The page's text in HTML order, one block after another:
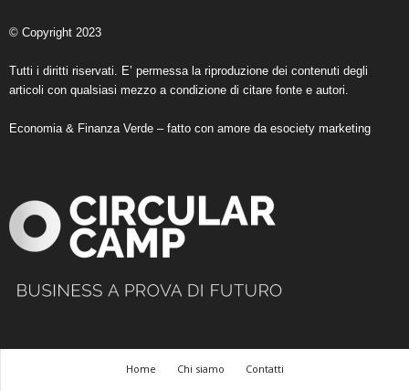
© Copyright 2023
Tutti i diritti riservati. E’ permessa la riproduzione dei contenuti degli
articoli con qualsiasi mezzo a condizione di citare fonte e autori.
Economia & Finanza Verde – fatto con amore da esociety marketing
Home Chi siamo
Contatti